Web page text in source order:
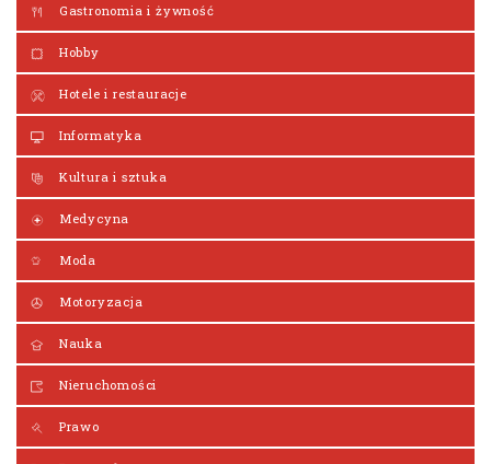
Gastronomia i żywność
Hobby
Hotele i restauracje
Informatyka
Kultura i sztuka
Medycyna
Moda
Motoryzacja
Nauka
Nieruchomości
Prawo